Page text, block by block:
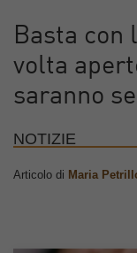
Basta con
volta
saranno
NOTIZIE
Articolo di Maria